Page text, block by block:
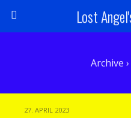
Lost
Archive
27. APRIL 2023